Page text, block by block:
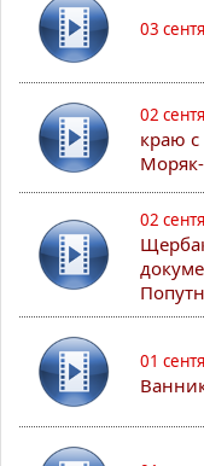
03
02
краю
02
01